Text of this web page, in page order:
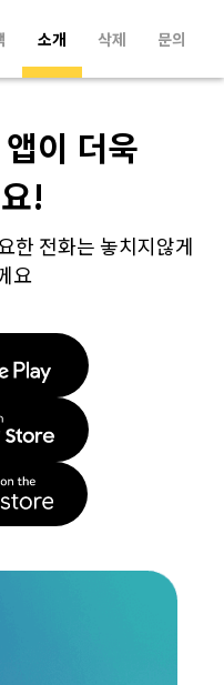
소개 삭제 문의
이 더욱
!
한 전화는 놓치지않게
요